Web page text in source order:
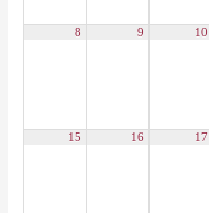
8 9 10
15 16 17